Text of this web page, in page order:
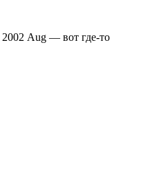
Aug — вот где-то